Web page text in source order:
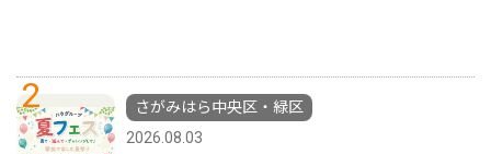
2
さがみはら中央区・緑区
2026.08.03